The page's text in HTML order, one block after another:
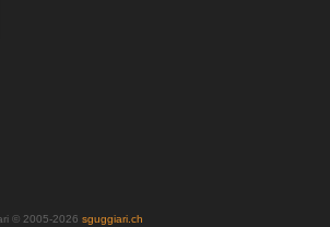
© 2005-2026 sguggiari.ch